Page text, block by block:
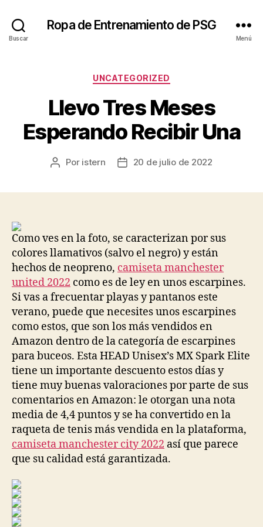
Buscar
Ropa de Entrenamiento de PSG
Menú
Categorías
UNCATEGORIZED
Llevo Tres Meses
Esperando Recibir Una
Autor
Por istern
Fecha20 de julio de 2022
Como ves en la foto, se caracterizan por sus
colores llamativos (salvo el negro) y están
hechos de neopreno, camiseta manchester
united 2022 como es de ley en unos escarpines.
Si vas a frecuentar playas y pantanos este
verano, puede que necesites unos escarpines
como estos, que son los más vendidos en
Amazon dentro de la categoría de escarpines
para buceos. Esta HEAD Unisex’s MX Spark Elite
tiene un importante descuento estos días y
tiene muy buenas valoraciones por parte de sus
comentarios en Amazon: le otorgan una nota
media de 4,4 puntos y se ha convertido en la
raqueta de tenis más vendida en la plataforma,
camiseta manchester city 2022 así que parece
que su calidad está garantizada.